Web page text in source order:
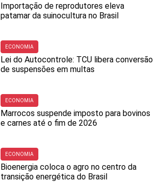
Importação de reprodutores eleva
patamar da suinocultura no Brasil
ECONOMIA
Lei do Autocontrole: TCU libera conversão
de suspensões em multas
ECONOMIA
Marrocos suspende imposto para bovinos
e carnes até o fim de 2026
ECONOMIA
Bioenergia coloca o agro no centro da
transição energética do Brasil